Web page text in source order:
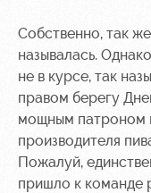
РЖД
Арена
Организация
мероприятий
Аренда
полей
Локо
Старт
Локо-
Как
Собственно, так
называлась.
не в курсе, так
правом берегу
мощным патроном
производителя
Пожалуй,
пришло к команде